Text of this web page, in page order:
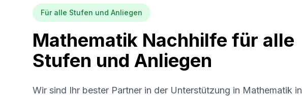
Für alle Stufen und Anliegen
Mathematik Nachhilfe für alle
Stufen und Anliegen
Wir sind Ihr bester Partner in der Unterstützung in Mathematik in